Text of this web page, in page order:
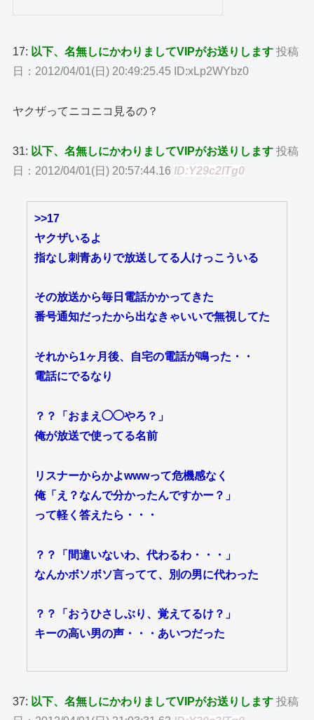
17: 以下、名無しにかわりましてVIPがお送りします 投稿
日：2012/04/01(日) 20:49:25.45 ID:xLp2WYbz0
ヤクザってニコニコ見るの？
31: 以下、名無しにかわりましてVIPがお送りします 投稿
日：2012/04/01(日) 20:57:44.16 ID:Y29c2lTg0
>>17
ヤクザいるよ
指なし刺青ありで放送してる人けっこういる
その放送から毎日電話かかってきた
番号通知だったから出なきゃいいで無視してた
それから1ヶ月後、自宅の電話が鳴った・・
電話にでるなり
？？「おまえ◯◯やろ？」
俺が放送で使ってる名前
リスナーからかよwwwって危機感なく
俺「え？なんで分かったんですかー？」
って軽く答えたら・・・
？？「間違いないわ、代わるわ・・・」
なんかボソボソ言ってて、別の男に代わった
？？「おうひさしぶり、覚えてるけ？」
キーの高い男の声・・・あいつだった
37: 以下、名無しにかわりましてVIPがお送りします 投稿